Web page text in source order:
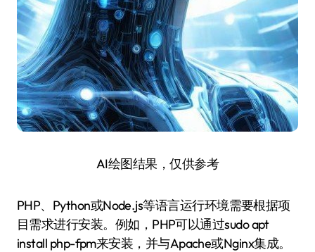
AI绘图结果，仅供参考
PHP、Python或Node.js等语言运行环境需要根据项
目需求进行安装。例如，PHP可以通过sudo apt
install php-fpm来安装，并与Apache或Nginx集成。